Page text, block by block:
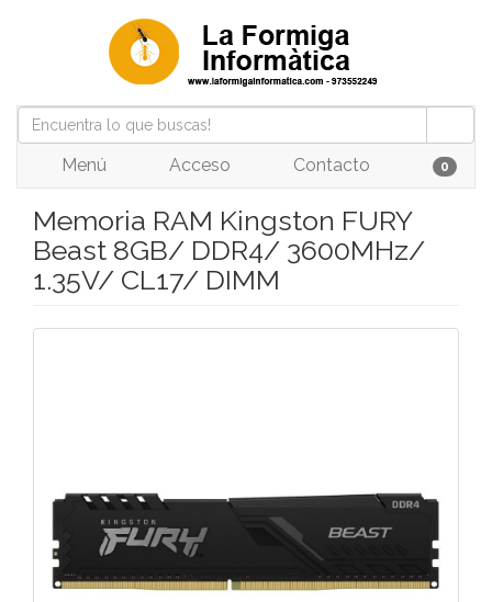
Menú Acceso Contacto 0
Memoria RAM Kingston FURY
Beast 8GB/ DDR4/ 3600MHz/
1.35V/ CL17/ DIMM